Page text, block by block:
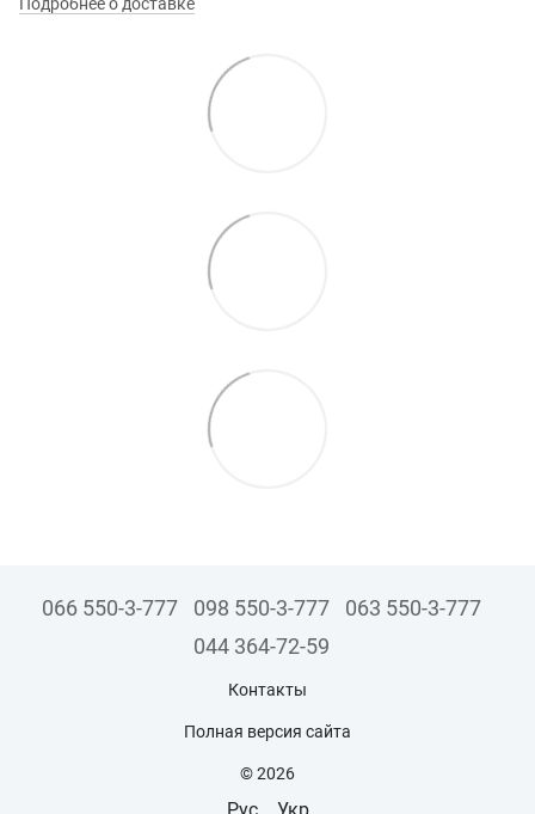
066 550-3-777 098 550-3-777
063 550-3-777
044 364-72-59
Контакты
Полная версия сайта
© 2026